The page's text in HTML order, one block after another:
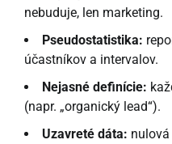
nebuduje, len marketing.
Pseudostatistika:
účastníkov a intervalov.
Nejasné definície:
(napr. „organický lead“).
Uzavreté dáta: